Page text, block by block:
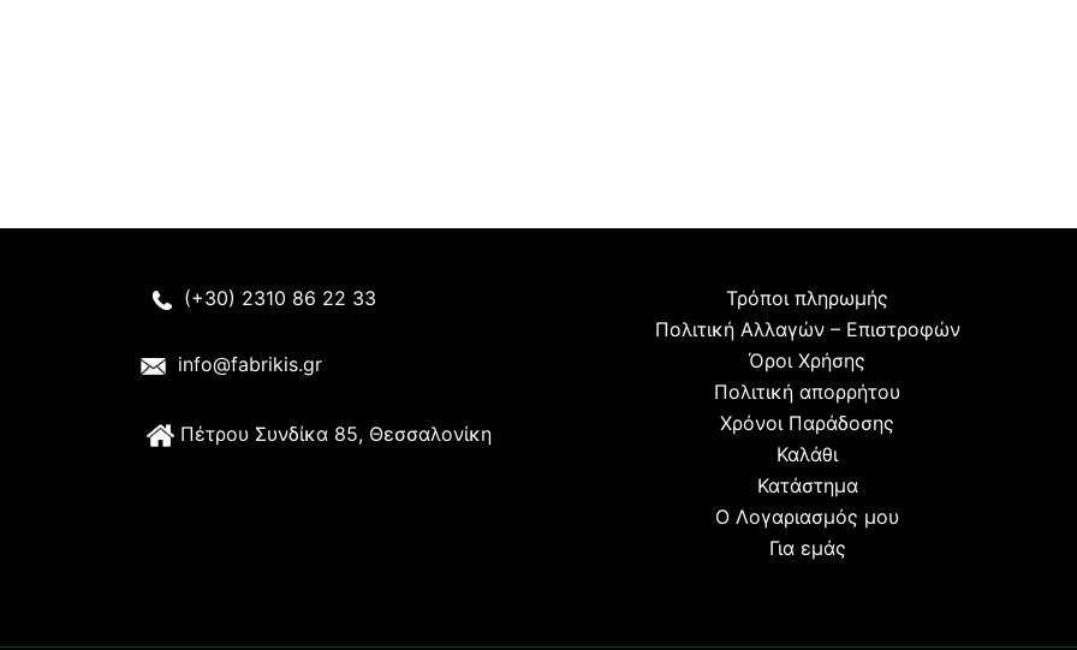
(+30) 2310 86 22 33
info@fabrikis.gr
Πέτρου Συνδίκα 85, Θεσσαλονίκη
Τρόποι πληρωμής
Πολιτική Αλλαγών – Επιστροφών
Όροι Χρήσης
Πολιτική απορρήτου
Χρόνοι Παράδοσης
Καλάθι
Κατάστημα
Ο Λογαριασμός μου
Για εμάς